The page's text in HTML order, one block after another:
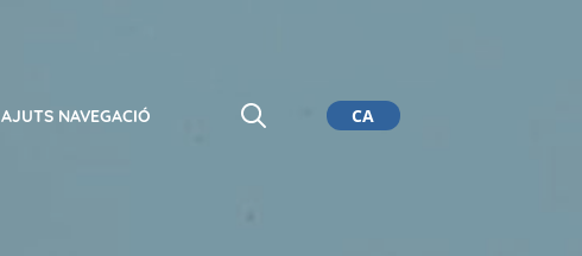
AJUTS NAVEGACIÓ CA